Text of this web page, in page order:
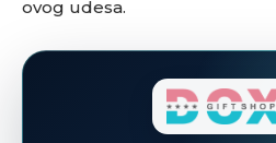
ovog udesa.